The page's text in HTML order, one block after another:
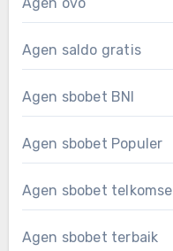
Agen ovo
Agen saldo gratis
Agen sbobet BNI
Agen sbobet Populer
Agen sbobet telkomsel
Agen sbobet terbaik